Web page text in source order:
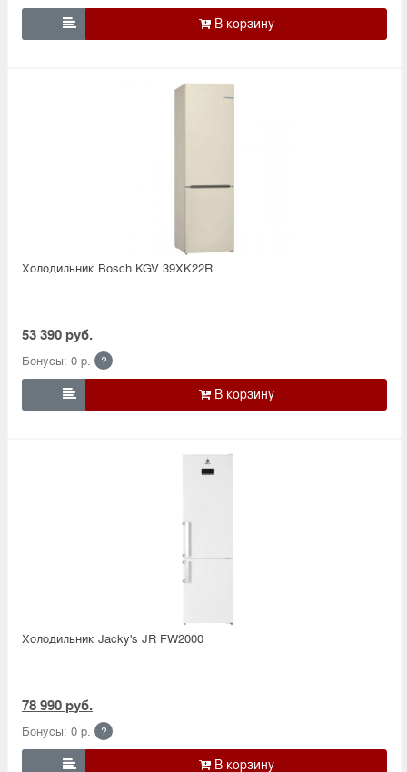

Холодильник Bosсh KGV 39XK22R
53 390 руб.
Бонусы: 0 р. ?

Холодильник Jacky's JR FW2000
78 990 руб.
Бонусы: 0 р. ?
